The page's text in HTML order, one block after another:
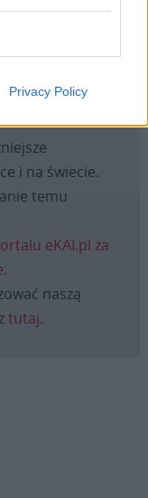
Privacy Policy
Jesteśmy
i na świecie.
temu
eKAI.pl za
naszą
tutaj.